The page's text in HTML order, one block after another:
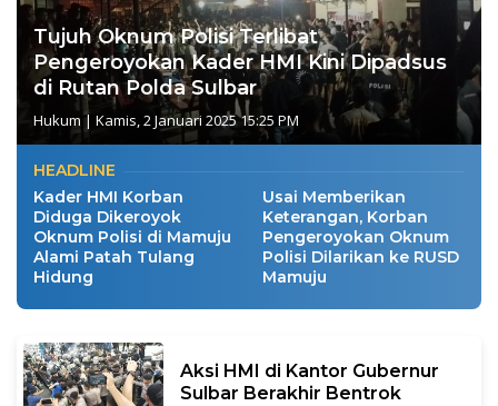
Tujuh Oknum Polisi Terlibat
Pengeroyokan Kader HMI Kini Dipadsus
di Rutan Polda Sulbar
Hukum| Kamis, 2 Januari 2025 15:25 PM
HEADLINE
Kader HMI Korban
Diduga Dikeroyok
Oknum Polisi di Mamuju
Alami Patah Tulang
Hidung
Usai Memberikan
Keterangan, Korban
Pengeroyokan Oknum
Polisi Dilarikan ke RUSD
Mamuju
Aksi HMI di Kantor Gubernur
Sulbar Berakhir Bentrok